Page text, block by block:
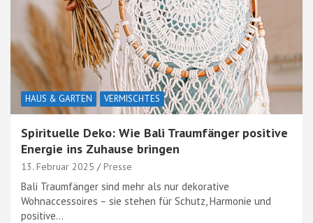
HAUS & GARTEN VERMISCHTES
Spirituelle Deko: Wie Bali Traumfänger positive
Energie ins Zuhause bringen
13. Februar 2025 Presse
Bali Traumfänger sind mehr als nur dekorative
Wohnaccessoires – sie stehen für Schutz, Harmonie und
positive…